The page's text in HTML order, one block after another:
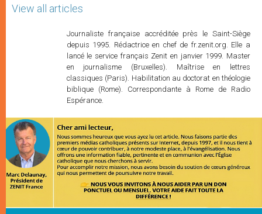
View all articles
Journaliste française accréditée près le Saint-Siège
depuis 1995. Rédactrice en chef de fr.zenit.org. Elle a
lancé le service français Zenit en janvier 1999. Master
en journalisme (Bruxelles). Maîtrise en lettres
classiques (Paris). Habilitation au doctorat en théologie
biblique (Rome). Correspondante à Rome de Radio
Espérance.